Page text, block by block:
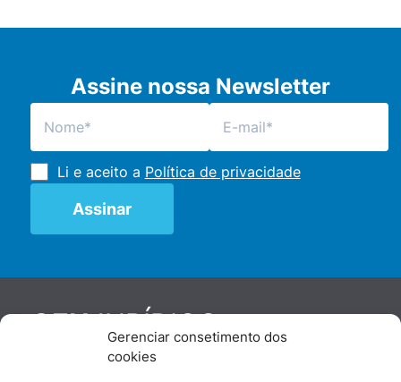
Gerenciar consetimento dos
cookies
Assine nossa Newsletter
Li e aceito a Política de privacidade
GENJURÍDICO
De maneira independente, os autores e